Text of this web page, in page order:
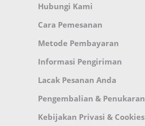
Hubungi Kami
Cara Pemesanan
Metode Pembayaran
Informasi Pengiriman
Lacak Pesanan Anda
Pengembalian & Penukaran
Kebijakan Privasi & Cookies